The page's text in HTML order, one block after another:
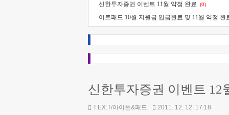
신한투자증권 이벤트 11월 약정 완료 (0)
이트패드 10월 지원금 입금완료 및 11월 약정 완
신한투자증권 이벤트 12
T.EX.T/아이폰&패드 2011. 12. 12. 17:18